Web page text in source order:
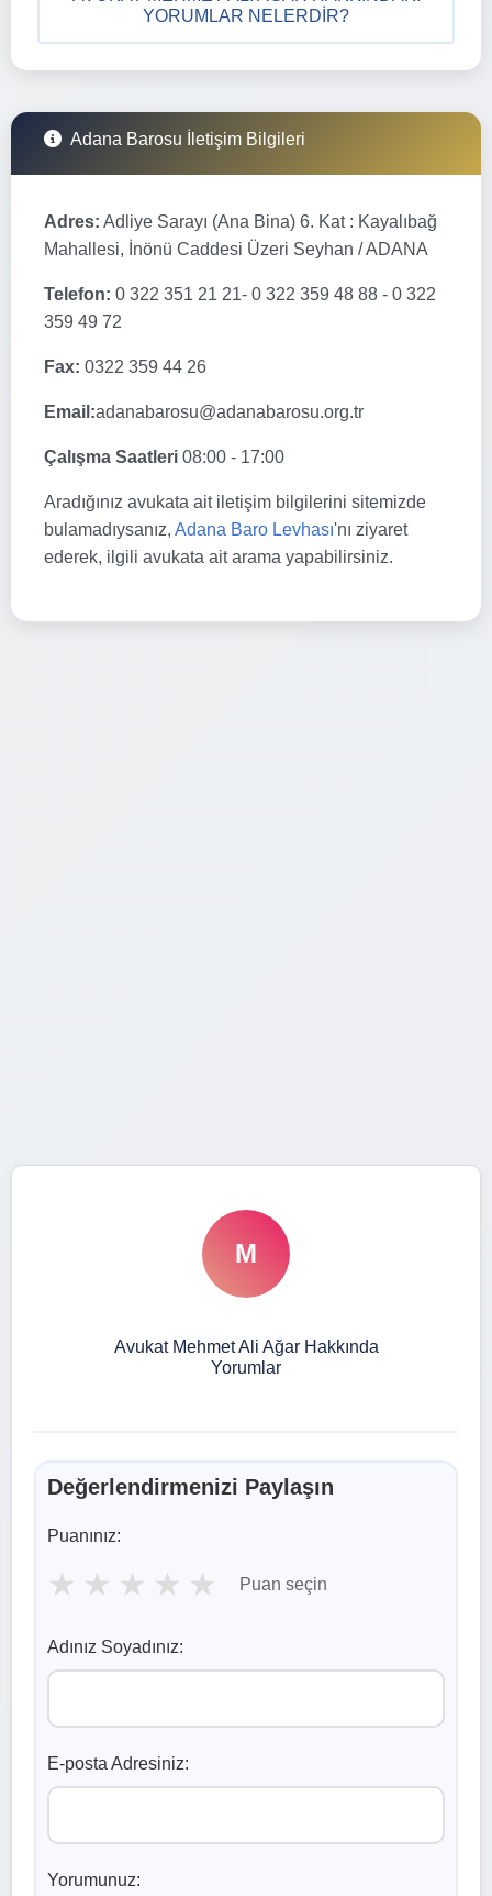
YORUMLAR NELERDIR?
Adana Barosu İletişim Bilgileri
Adres: Adliye Sarayı (Ana Bina) 6. Kat : Kayalıbağ
Mahallesi, İnönü Caddesi Üzeri Seyhan / ADANA
Telefon: 0 322 351 21 21- 0 322 359 48 88 - 0 322
359 49 72
Fax: 0322 359 44 26
Email:adanabarosu@adanabarosu.org.tr
Çalışma Saatleri 08:00 - 17:00
Aradığınız avukata ait iletişim bilgilerini sitemizde
bulamadıysanız, Adana Baro Levhası'nı ziyaret
ederek, ilgili avukata ait arama yapabilirsiniz.
M
Avukat Mehmet Ali Ağar Hakkında
Yorumlar
Değerlendirmenizi Paylaşın
Puanınız:
★ ★ ★ ★ ★ Puan seçin
Adınız Soyadınız:
E-posta Adresiniz:
Yorumunuz: